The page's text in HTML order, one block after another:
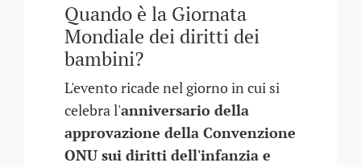
Quando è la Giornata
Mondiale dei diritti dei
bambini?
L'evento ricade nel giorno in cui si
celebra l'anniversario della
approvazione della Convenzione
ONU sui diritti dell'infanzia e